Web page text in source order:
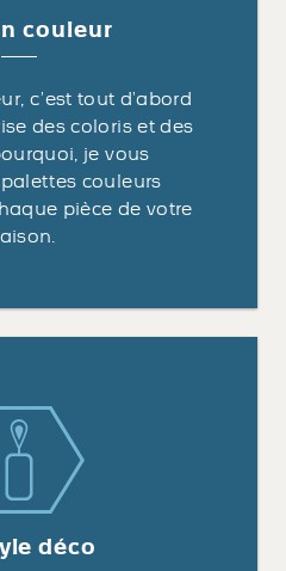
couleur
c’est tout d’abord
des coloris et des
je vous
couleurs
pièce de votre
déco